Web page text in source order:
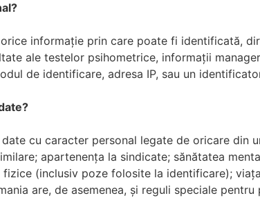
informație prin care poate fi identificată,
ale testelor psihometrice, informații
de identificare, adresa IP, sau un
cu caracter personal legate de oricare
apartenența la sindicate; sănătatea
(inclusiv poze folosite la identificare);
are, de asemenea, și reguli speciale